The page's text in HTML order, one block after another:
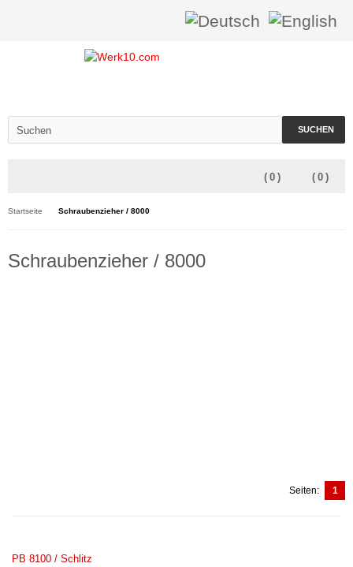
SUCHEN
( 0 )
( 0 )
Startseite Schraubenzieher / 8000
Schraubenzieher / 8000
Seiten: 1
PB 8100 / Schlitz